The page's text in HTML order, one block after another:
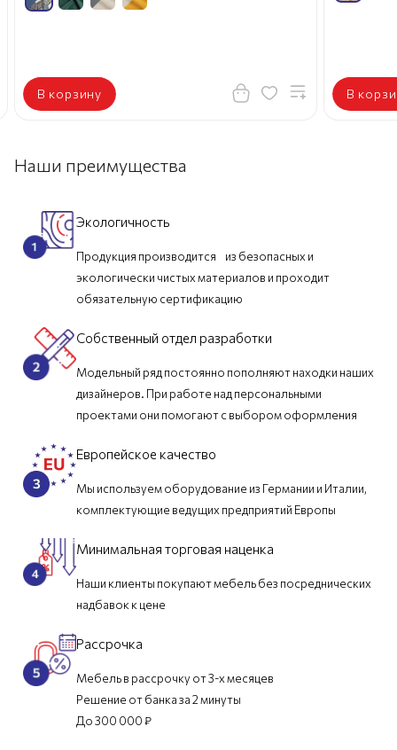
В корзину В
Наши преимущества
Экологичность
Продукция производится из безопасных и
экологически чистых материалов и проходит
обязательную сертификацию
Собственный отдел разработки
Модельный ряд постоянно пополняют находки наших
дизайнеров. При работе над персональными
проектами они помогают с выбором оформления
Европейское качество
Мы используем оборудование из Германии и Италии,
комплектующие ведущих предприятий Европы
Минимальная торговая наценка
Наши клиенты покупают мебель без посреднических
надбавок к цене
Рассрочка
Мебель в рассрочку от 3-х месяцев
Решение от банка за 2 минуты
До 300 000 ₽